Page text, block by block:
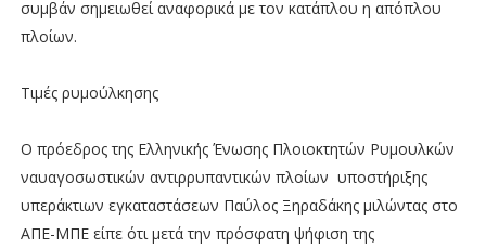
συμβάν σημειωθεί αναφορικά με τον κατάπλου η απόπλου
πλοίων.
Τιμές ρυμούλκησης
Ο πρόεδρος της Ελληνικής Ένωσης Πλοιοκτητών Ρυμουλκών
ναυαγοσωστικών αντιρρυπαντικών πλοίων υποστήριξης
υπεράκτιων εγκαταστάσεων Παύλος Ξηραδάκης μιλώντας στο
ΑΠΕ-ΜΠΕ είπε ότι μετά την πρόσφατη ψήφιση της